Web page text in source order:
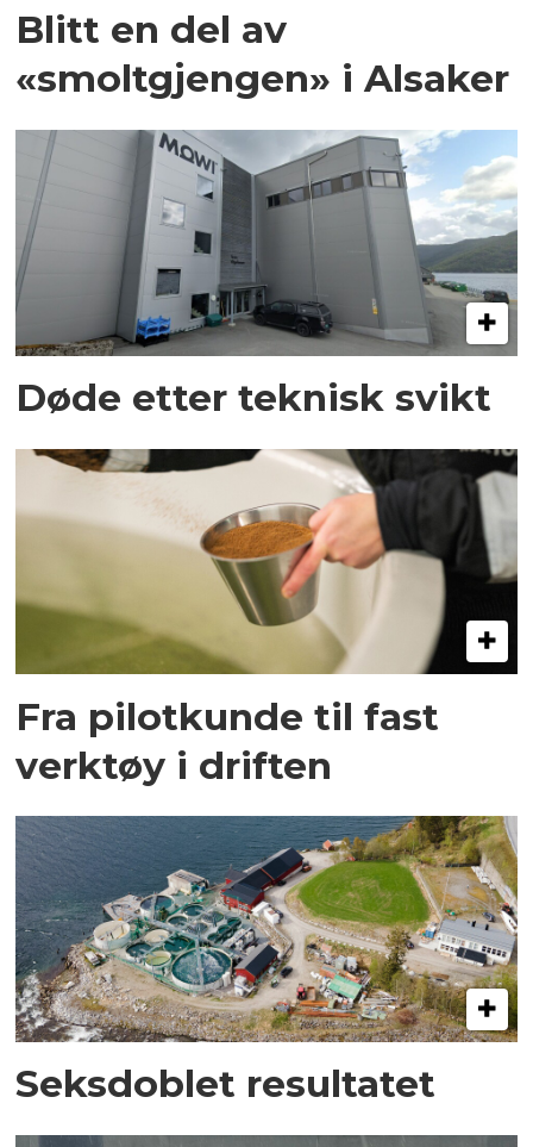
Blitt en del av
«smoltgjengen» i Alsaker
Døde etter teknisk svikt
Fra pilotkunde til fast
verktøy i driften
Seksdoblet resultatet